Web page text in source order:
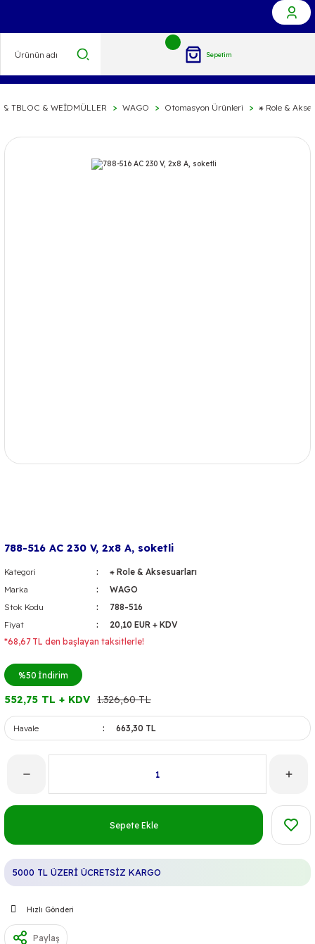
Sepetim
& TBLOC & WEİDMÜLLER WAGO Otomasyon Ürünleri ⁕ Role &
788-516 AC 230 V, 2x8 A, soketli
Kategori
⁕ Role & Aksesuarları
Marka
WAGO
Stok Kodu
788-516
Fiyat
20,10 EUR + KDV
*68,67 TL den başlayan taksitlerle!
%50 İndirim
552,75 TL + KDV 1.326,60 TL
Havale 663,30 TL
Sepete Ekle
5000 TL ÜZERİ ÜCRETSİZ KARGO
Hızlı Gönderi
Paylaş